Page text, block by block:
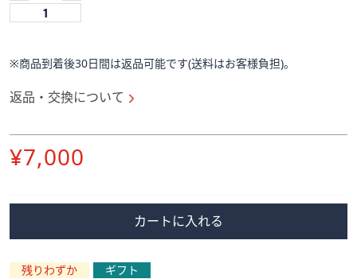
閲
き
す。
※商品到着後30日間は返品可能です(送料はお客様負担)。
返品・交換について
削
¥7,000
カートに入れる
残りわずか ギフト